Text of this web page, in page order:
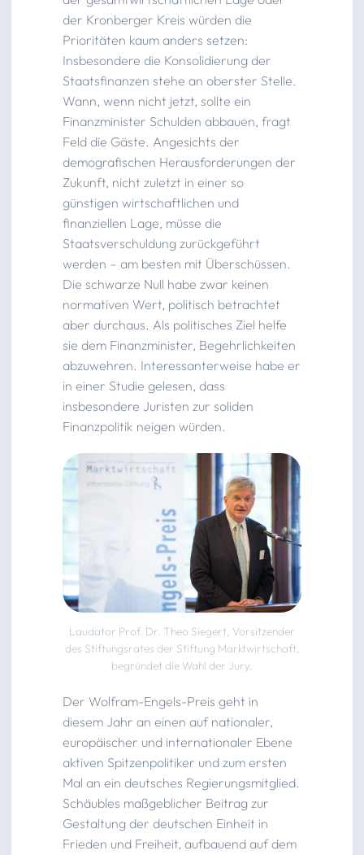
der Kronberger Kreis würden die
Prioritäten kaum anders setzen:
Insbesondere die Konsolidierung der
Staatsfinanzen stehe an oberster Stelle.
Wann, wenn nicht jetzt, sollte ein
Finanzminister Schulden abbauen, fragt
Feld die Gäste. Angesichts der
demografischen Herausforderungen der
Zukunft, nicht zuletzt in einer so
günstigen wirtschaftlichen und
finanziellen Lage, müsse die
Staatsverschuldung zurückgeführt
werden – am besten mit Überschüssen.
Die schwarze Null habe zwar keinen
normativen Wert, politisch betrachtet
aber durchaus. Als politisches Ziel helfe
sie dem Finanzminister, Begehrlichkeiten
abzuwehren. Interessanterweise habe er
in einer Studie gelesen, dass
insbesondere Juristen zur soliden
Finanzpolitik neigen würden.
Laudator Prof. Dr. Theo Siegert, Vorsitzender
des Stiftungsrates der Stiftung Marktwirtschaft,
begründet die Wahl der Jury.
Der Wolfram-Engels-Preis geht in
diesem Jahr an einen auf nationaler,
europäischer und internationaler Ebene
aktiven Spitzenpolitiker und zum ersten
Mal an ein deutsches Regierungsmitglied.
Schäubles maßgeblicher Beitrag zur
Gestaltung der deutschen Einheit in
Frieden und Freiheit, aufbauend auf dem